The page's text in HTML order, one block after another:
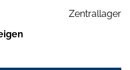
Zentrallager